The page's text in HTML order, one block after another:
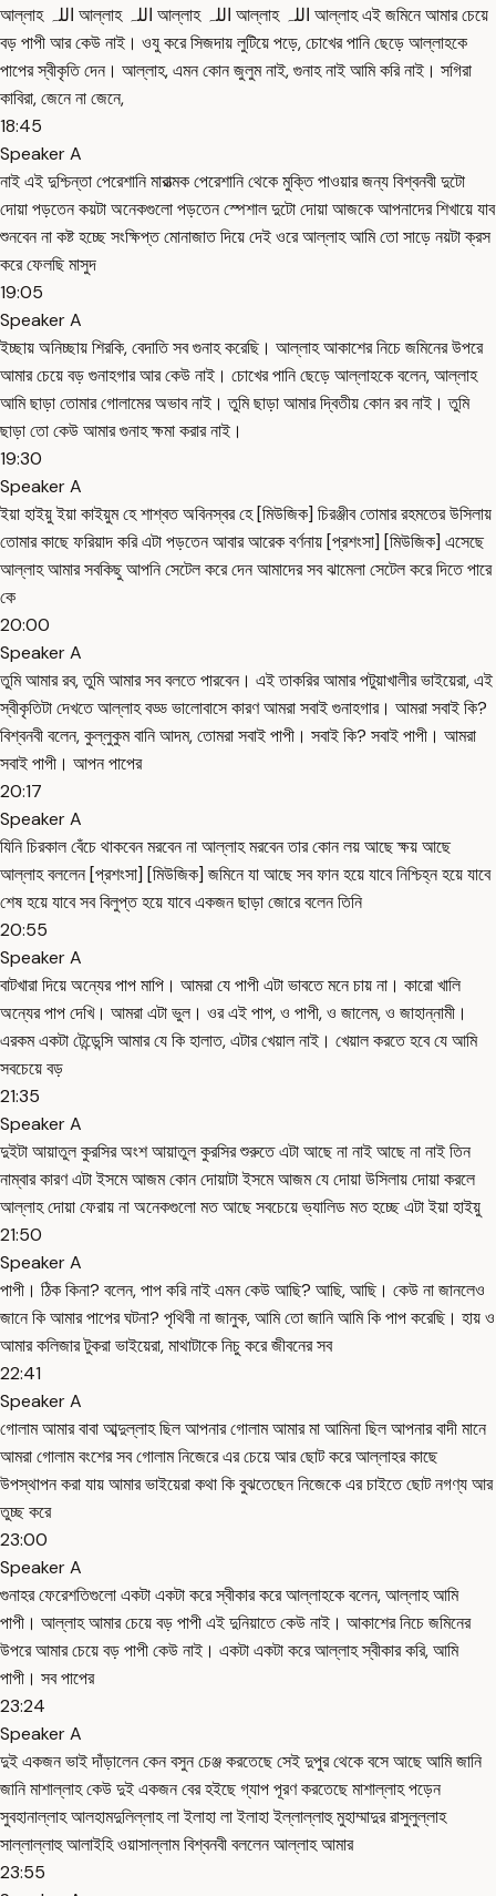
আল্লাহ اللہ আল্লাহ اللہ আল্লাহ اللہ আল্লাহ اللہ আল্লাহ এই জমিনে আমার চেয়ে
বড় পাপী আর কেউ নাই। ওযু করে সিজদায় লুটিয়ে পড়ে, চোখের পানি ছেড়ে আল্লাহকে
পাপের স্বীকৃতি দেন। আল্লাহ, এমন কোন জুলুম নাই, গুনাহ নাই আমি করি নাই। সগিরা
কাবিরা, জেনে না জেনে,
18:45
Speaker A
নাই এই দুশ্চিন্তা পেরেশানি মারাত্মক পেরেশানি থেকে মুক্তি পাওয়ার জন্য বিশ্বনবী দুটো
দোয়া পড়তেন কয়টা অনেকগুলো পড়তেন স্পেশাল দুটো দোয়া আজকে আপনাদের শিখায়ে যাব
শুনবেন না কষ্ট হচ্ছে সংক্ষিপ্ত মোনাজাত দিয়ে দেই ওরে আল্লাহ আমি তো সাড়ে নয়টা ক্রস
করে ফেলছি মাসুদ
19:05
Speaker A
ইচ্ছায় অনিচ্ছায় শিরকি, বেদাতি সব গুনাহ করেছি। আল্লাহ আকাশের নিচে জমিনের উপরে
আমার চেয়ে বড় গুনাহগার আর কেউ নাই। চোখের পানি ছেড়ে আল্লাহকে বলেন, আল্লাহ
আমি ছাড়া তোমার গোলামের অভাব নাই। তুমি ছাড়া আমার দ্বিতীয় কোন রব নাই। তুমি
ছাড়া তো কেউ আমার গুনাহ ক্ষমা করার নাই।
19:30
Speaker A
ইয়া হাইয়ু ইয়া কাইয়ুম হে শাশ্বত অবিনস্বর হে [মিউজিক] চিরঞ্জীব তোমার রহমতের উসিলায়
তোমার কাছে ফরিয়াদ করি এটা পড়তেন আবার আরেক বর্ণনায় [প্রশংসা] [মিউজিক] এসেছে
আল্লাহ আমার সবকিছু আপনি সেটেল করে দেন আমাদের সব ঝামেলা সেটেল করে দিতে পারে
কে
20:00
Speaker A
তুমি আমার রব, তুমি আমার সব বলতে পারবেন। এই তাকরির আমার পটুয়াখালীর ভাইয়েরা, এই
স্বীকৃতিটা দেখতে আল্লাহ বড্ড ভালোবাসে কারণ আমরা সবাই গুনাহগার। আমরা সবাই কি?
বিশ্বনবী বলেন, কুল্লুকুম বানি আদম, তোমরা সবাই পাপী। সবাই কি? সবাই পাপী। আমরা
সবাই পাপী। আপন পাপের
20:17
Speaker A
যিনি চিরকাল বেঁচে থাকবেন মরবেন না আল্লাহ মরবেন তার কোন লয় আছে ক্ষয় আছে
আল্লাহ বললেন [প্রশংসা] [মিউজিক] জমিনে যা আছে সব ফান হয়ে যাবে নিশ্চিহ্ন হয়ে যাবে
শেষ হয়ে যাবে সব বিলুপ্ত হয়ে যাবে একজন ছাড়া জোরে বলেন তিনি
20:55
Speaker A
বাটখারা দিয়ে অন্যের পাপ মাপি। আমরা যে পাপী এটা ভাবতে মনে চায় না। কারো খালি
অন্যের পাপ দেখি। আমরা এটা ভুল। ওর এই পাপ, ও পাপী, ও জালেম, ও জাহান্নামী।
এরকম একটা টেন্ডেন্সি আমার যে কি হালাত, এটার খেয়াল নাই। খেয়াল করতে হবে যে আমি
সবচেয়ে বড়
21:35
Speaker A
দুইটা আয়াতুল কুরসির অংশ আয়াতুল কুরসির শুরুতে এটা আছে না নাই আছে না নাই তিন
নাম্বার কারণ এটা ইসমে আজম কোন দোয়াটা ইসমে আজম যে দোয়া উসিলায় দোয়া করলে
আল্লাহ দোয়া ফেরায় না অনেকগুলো মত আছে সবচেয়ে ভ্যালিড মত হচ্ছে এটা ইয়া হাইয়ু
21:50
Speaker A
পাপী। ঠিক কিনা? বলেন, পাপ করি নাই এমন কেউ আছি? আছি, আছি। কেউ না জানলেও
জানে কি আমার পাপের ঘটনা? পৃথিবী না জানুক, আমি তো জানি আমি কি পাপ করেছি। হায় ও
আমার কলিজার টুকরা ভাইয়েরা, মাথাটাকে নিচু করে জীবনের সব
22:41
Speaker A
গোলাম আমার বাবা আব্দুল্লাহ ছিল আপনার গোলাম আমার মা আমিনা ছিল আপনার বাদী মানে
আমরা গোলাম বংশের সব গোলাম নিজেরে এর চেয়ে আর ছোট করে আল্লাহর কাছে
উপস্থাপন করা যায় আমার ভাইয়েরা কথা কি বুঝতেছেন নিজেকে এর চাইতে ছোট নগণ্য আর
তুচ্ছ করে
23:00
Speaker A
গুনাহর ফেরেশতিগুলো একটা একটা করে স্বীকার করে আল্লাহকে বলেন, আল্লাহ আমি
পাপী। আল্লাহ আমার চেয়ে বড় পাপী এই দুনিয়াতে কেউ নাই। আকাশের নিচে জমিনের
উপরে আমার চেয়ে বড় পাপী কেউ নাই। একটা একটা করে আল্লাহ স্বীকার করি, আমি
পাপী। সব পাপের
23:24
Speaker A
দুই একজন ভাই দাঁড়ালেন কেন বসুন চেঞ্জ করতেছে সেই দুপুর থেকে বসে আছে আমি জানি
জানি মাশাল্লাহ কেউ দুই একজন বের হইছে গ্যাপ পূরণ করতেছে মাশাল্লাহ পড়েন
সুবহানাল্লাহ আলহামদুলিল্লাহ লা ইলাহা লা ইলাহা ইল্লাল্লাহু মুহাম্মাদুর রাসুলুল্লাহ
সাল্লাল্লাহু আলাইহি ওয়াসাল্লাম বিশ্বনবী বললেন আল্লাহ আমার
23:55